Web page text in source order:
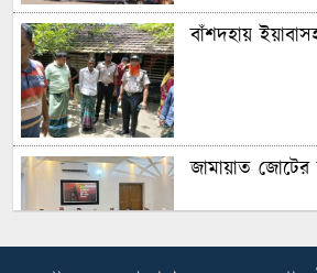
বাঁশদহায়
জামায়াত জোটের